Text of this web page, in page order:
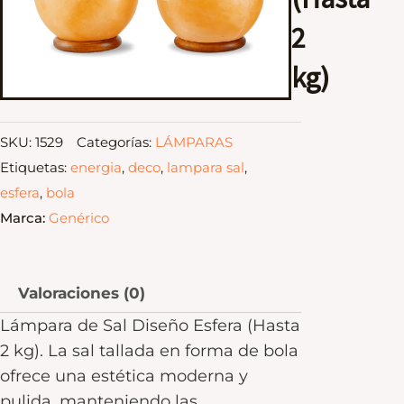
2
kg)
SKU: 1529 Categorías: LÁMPARAS
Etiquetas: energia, deco, lampara sal,
esfera, bola
Marca: Genérico
Valoraciones (0)
Lámpara de Sal Diseño Esfera (Hasta
2 kg). La sal tallada en forma de bola
ofrece una estética moderna y